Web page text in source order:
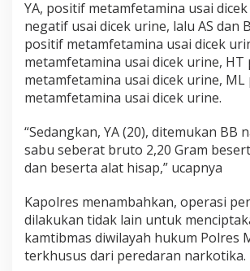
YA, positif metamfetamina usai
negatif usai dicek urine, lalu AS dan
positif metamfetamina usai dicek
metamfetamina usai dicek urine,
metamfetamina usai dicek urine,
metamfetamina usai dicek urine.
“Sedangkan, YA (20), ditemukan BB
sabu seberat bruto 2,20 Gram
dan beserta alat hisap,” ucapnya
Kapolres menambahkan, operasi
dilakukan tidak lain untuk
kamtibmas diwilayah hukum Polres
terkhusus dari peredaran narkotika.